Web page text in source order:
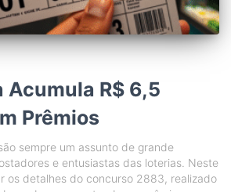
Acumula R$ 6,5
Prêmios
sempre um assunto de grande
e entusiastas das loterias. Neste
os detalhes do concurso 2883, realizado